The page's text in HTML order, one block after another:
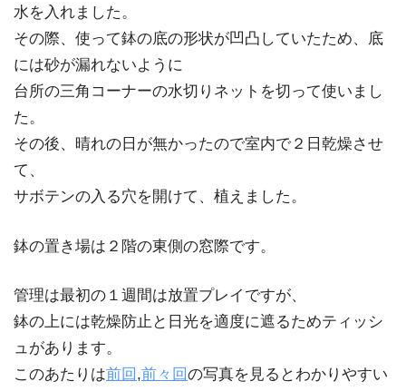
水を入れました。
その際、使って鉢の底の形状が凹凸していたため、底
には砂が漏れないように
台所の三角コーナーの水切りネットを切って使いまし
た。
その後、晴れの日が無かったので室内で２日乾燥させ
て、
サボテンの入る穴を開けて、植えました。
鉢の置き場は２階の東側の窓際です。
管理は最初の１週間は放置プレイですが、
鉢の上には乾燥防止と日光を適度に遮るためティッシ
ュがあります。
このあたりは前回 ,前々回の写真を見るとわかりやすい